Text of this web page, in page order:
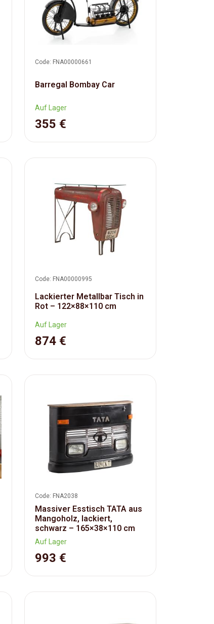
Code: FNA00000661
Barregal Bombay Car
Auf Lager
355 €
Code: FNA00000995
Lackierter Metallbar Tisch in
Rot – 122×88×110 cm
Auf Lager
874 €
Code: FNA2038
Massiver Esstisch TATA aus
Mangoholz, lackiert,
schwarz – 165×38×110 cm
Auf Lager
993 €